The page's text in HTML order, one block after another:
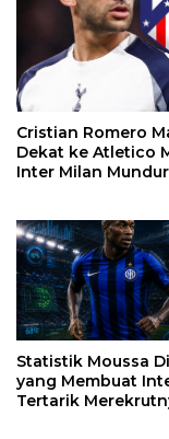
Cristian Romero
Dekat ke Atletico
Inter Milan
Statistik Moussa
yang Membuat
Tertarik